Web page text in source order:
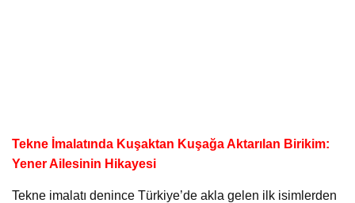
Tekne İmalatında Kuşaktan Kuşağa Aktarılan Birikim:
Yener Ailesinin Hikayesi
Tekne imalatı denince Türkiye’de akla gelen ilk isimlerden